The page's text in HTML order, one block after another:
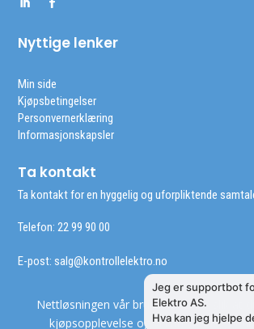
Nyttige lenker
Min side
Kjøpsbetingelser
Personvernerklæring
Informasjonskapsler
Ta kontakt
Ta kontakt for en hyggelig og uforpliktende
Telefon: 22 99 90 00
E-post: salg@kontrollelektro.no
Nettløsningen vår bruker cookies slik at
kjøpsopplevelse og vi kan yte deg bedre